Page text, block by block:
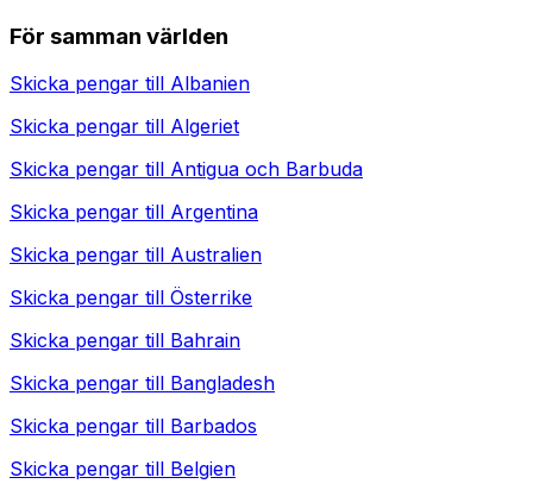
För samman världen
Skicka pengar till Albanien
Skicka pengar till Algeriet
Skicka pengar till Antigua och Barbuda
Skicka pengar till Argentina
Skicka pengar till Australien
Skicka pengar till Österrike
Skicka pengar till Bahrain
Skicka pengar till Bangladesh
Skicka pengar till Barbados
Skicka pengar till Belgien